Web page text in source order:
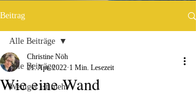
Beitrag
Alle Beiträge
Weniger ist mehr
Alle Beiträge
Wie eine Wand
Christine Nöh
21. Apr. 2022 1 Min. Lesezeit